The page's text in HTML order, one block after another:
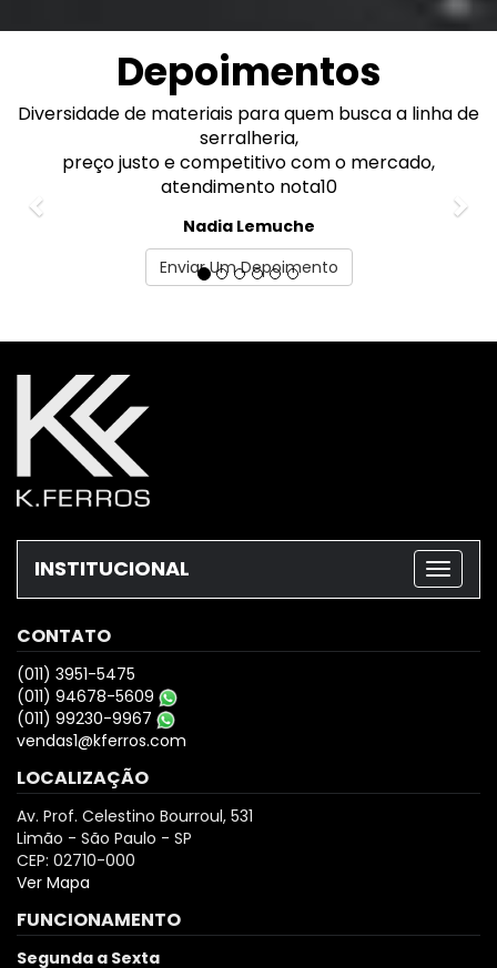
Depoimentos
de
Excelente atendimento!
Fiz meu pedido pelo WhatsApp e fui
atendido pela Gabriela.
As chapas solicitadas estavam com as
Recomendo!
Marcelo Adorno
Previous
Enviar Um Depoimento
INSTITUCIONAL
CONTATO
(011) 3951-5475
(011) 94678-5609
(011) 99230-9967
vendas1@kferros.com
LOCALIZAÇÃO
Av. Prof. Celestino Bourroul, 531
Limão - São Paulo - SP
CEP: 02710-000
Ver Mapa
FUNCIONAMENTO
Segunda a Sexta